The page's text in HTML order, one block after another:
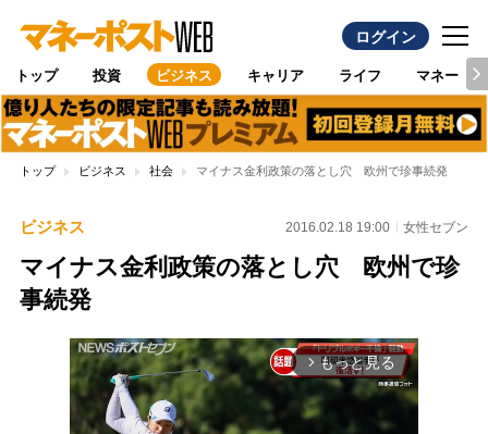
ログイン
トップ 投資 ビジネス キャリア ライフ マネー
トップ ビジネス 社会 マイナス金利政策の落とし穴 欧州で珍事続発
ビジネス 2016.02.18 19:00 女性セブン
マイナス金利政策の落とし穴 欧州で珍
事続発
arrow_forward_ios もっと見る